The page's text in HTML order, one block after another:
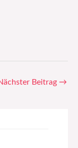
Beitrag →